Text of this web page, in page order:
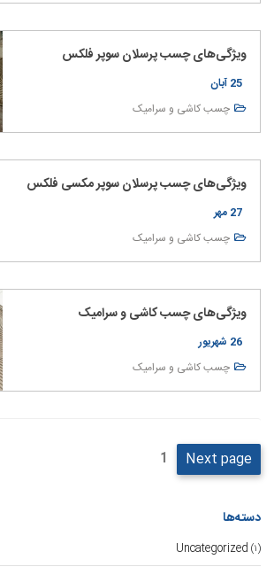
ویژگی‌های چسب پرسلان سوپر فلکس
25 آبان
چسب کاشی و سرامیک
ویژگی‌های چسب پرسلان سوپر مکسی فلکس
27 مهر
چسب کاشی و سرامیک
ویژگی‌های چسب کاشی و سرامیک
26 شهریور
چسب کاشی و سرامیک
صفحه‌بندی
نوشته‌ها
1 Next page
دسته‌ها
Uncategorized (۱)